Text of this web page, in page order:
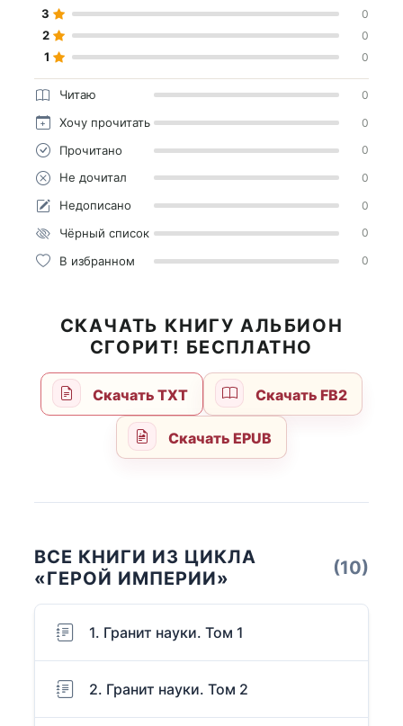
3 0
2 0
1 0
Читаю 0
Хочу прочитать 0
Прочитано 0
Не дочитал 0
Недописано 0
Чёрный список 0
В избранном 0
СКАЧАТЬ КНИГУ АЛЬБИОН
СГОРИТ! БЕСПЛАТНО
Скачать TXT Скачать FB2
Скачать EPUB
ВСЕ КНИГИ ИЗ ЦИКЛА
«ГЕРОЙ ИМПЕРИИ»
(10)
1. Гранит науки. Том 1
2. Гранит науки. Том 2